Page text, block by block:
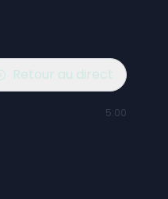
Retour au direct
5:00